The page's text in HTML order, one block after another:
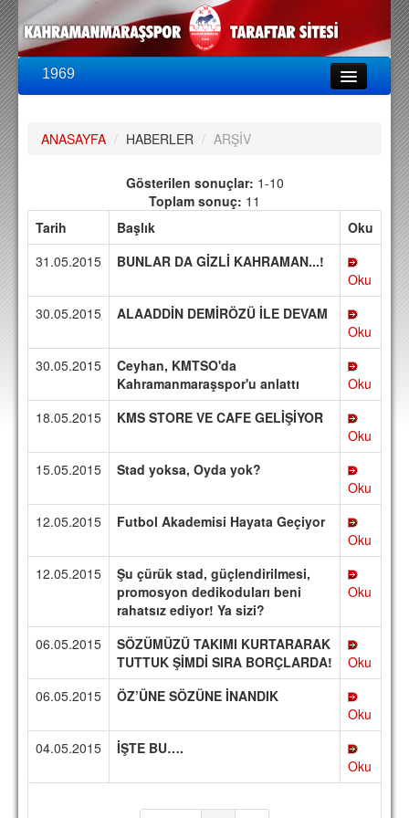
1969
PUAN DURUMU
FİKSTÜR
KADRO
A TAKIM KADROSU
TRANSFERLER
TARAFTAR
BİLETLER
DEPLASMAN
LİSANSLI ÜRÜNLER
FOTOĞRAF & VİDEOLAR
MARŞ & TEZAHÜRATLAR
AMBLEM
SPOR TESİSLERİ
YÖNETİM KURULU
PERSONEL
ANASAYFA / HABERLER / ARŞİV
Gösterilen sonuçlar: 1-10
Toplam sonuç: 11
Tarih
Başlık Oku
31.05.2015
BUNLAR DA GİZLİ KAHRAMAN...!
Oku
30.05.2015
ALAADDİN DEMİRÖZÜ İLE DEVAM
Oku
30.05.2015
Ceyhan, KMTSO'da
Kahramanmaraşspor'u anlattı
Oku
18.05.2015
KMS STORE VE CAFE GELİŞİYOR
Oku
15.05.2015
Stad yoksa, Oyda yok?
Oku
12.05.2015
Futbol Akademisi Hayata Geçiyor
Oku
12.05.2015
Şu çürük stad, güçlendirilmesi,
promosyon dedikoduları beni
rahatsız ediyor! Ya sizi?
Oku
06.05.2015
SÖZÜMÜZÜ TAKIMI KURTARARAK
TUTTUK ŞİMDİ SIRA BORÇLARDA!
Oku
06.05.2015
ÖZ’ÜNE SÖZÜNE İNANDIK
Oku
04.05.2015
İŞTE BU….
Oku